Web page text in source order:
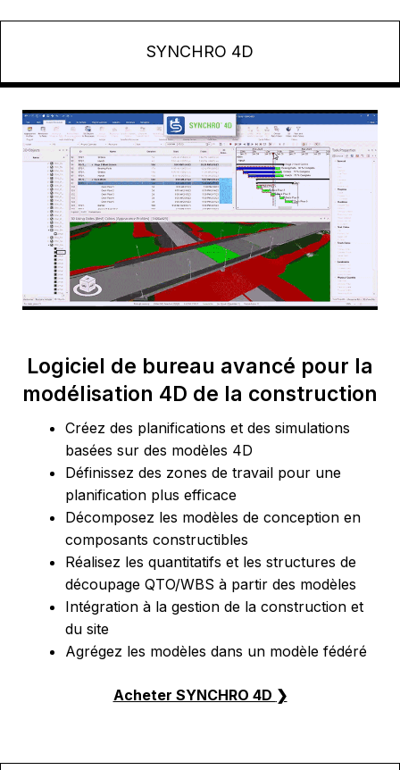
SYNCHRO 4D
Logiciel de bureau avancé pour la
modélisation 4D de la construction
Créez des planifications et des simulations
basées sur des modèles 4D
Définissez des zones de travail pour une
planification plus efficace
Décomposez les modèles de conception en
composants constructibles
Réalisez les quantitatifs et les structures de
découpage QTO/WBS à partir des modèles
Intégration à la gestion de la construction et
du site
Agrégez les modèles dans un modèle fédéré
Acheter SYNCHRO 4D ❯